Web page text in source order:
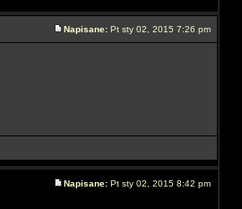
Napisane: Pt sty 02, 2015 7:26 pm
Napisane: Pt sty 02, 2015 8:42 pm